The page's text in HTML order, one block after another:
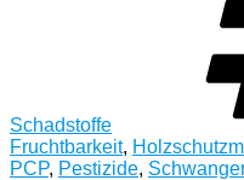
Schadstoffe
Fruchtbarkeit,
PCP, Pestizide,